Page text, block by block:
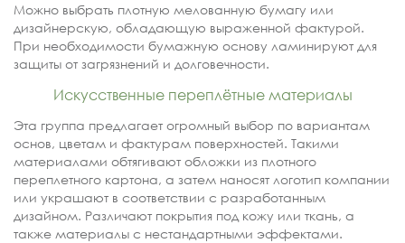
Можно выбрать плотную мелованную бумагу или
дизайнерскую, обладающую выраженной фактурой.
При необходимости бумажную основу ламинируют для
защиты от загрязнений и долговечности.
Искусственные переплётные материалы
Эта группа предлагает огромный выбор по вариантам
основ, цветам и фактурам поверхностей. Такими
материалами обтягивают обложки из плотного
переплетного картона, а затем наносят логотип компании
или украшают в соответствии с разработанным
дизайном. Различают покрытия под кожу или ткань, а
также материалы с нестандартными эффектами.